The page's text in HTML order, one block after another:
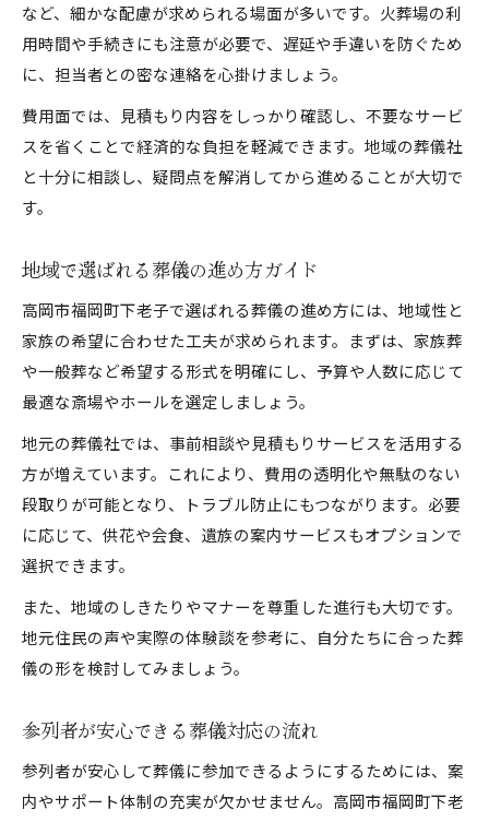
など、細かな配慮が求められる場面が多いです。火葬場の利
用時間や手続きにも注意が必要で、遅延や手違いを防ぐため
に、担当者との密な連絡を心掛けましょう。
費用面では、見積もり内容をしっかり確認し、不要なサービ
スを省くことで経済的な負担を軽減できます。地域の葬儀社
と十分に相談し、疑問点を解消してから進めることが大切で
す。
地域で選ばれる葬儀の進め方ガイド
高岡市福岡町下老子で選ばれる葬儀の進め方には、地域性と
家族の希望に合わせた工夫が求められます。まずは、家族葬
や一般葬など希望する形式を明確にし、予算や人数に応じて
最適な斎場やホールを選定しましょう。
地元の葬儀社では、事前相談や見積もりサービスを活用する
方が増えています。これにより、費用の透明化や無駄のない
段取りが可能となり、トラブル防止にもつながります。必要
に応じて、供花や会食、遺族の案内サービスもオプションで
選択できます。
また、地域のしきたりやマナーを尊重した進行も大切です。
地元住民の声や実際の体験談を参考に、自分たちに合った葬
儀の形を検討してみましょう。
参列者が安心できる葬儀対応の流れ
参列者が安心して葬儀に参加できるようにするためには、案
内やサポート体制の充実が欠かせません。高岡市福岡町下老